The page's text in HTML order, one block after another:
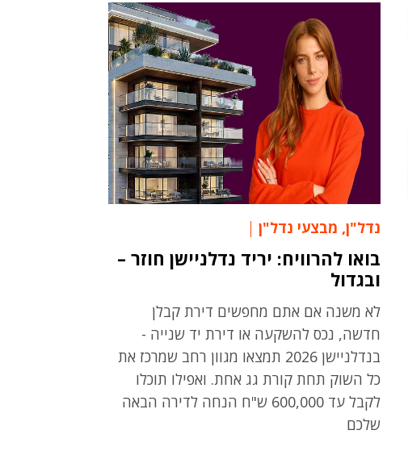
נדל"ן, מבצעי נדל"ן
בואו להרוויח: יריד נדלניישן חוזר –
ובגדול
לא משנה אם אתם מחפשים דירת קבלן
חדשה, נכס להשקעה או דירת יד שנייה -
בנדלניישן 2026 תמצאו מגוון רחב שמרכז את
כל השוק תחת קורת גג אחת. ואפילו תוכלו
לקבל עד 600,000 ש"ח הנחה לדירה הבאה
שלכם